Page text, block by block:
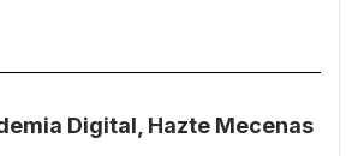
Digital, Hazte Mecenas